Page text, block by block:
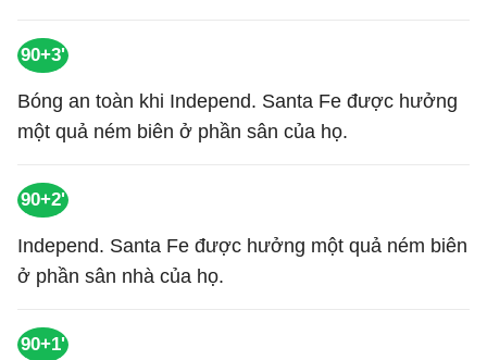
90+3'
Bóng an toàn khi Independ. Santa Fe được hưởng
một quả ném biên ở phần sân của họ.
90+2'
Independ. Santa Fe được hưởng một quả ném biên
ở phần sân nhà của họ.
90+1'